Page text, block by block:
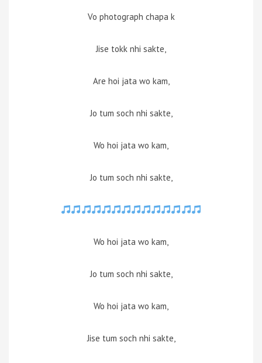
Vo photograph chapa k
Jise tokk nhi sakte,
Are hoi jata wo kam,
Jo tum soch nhi sakte,
Wo hoi jata wo kam,
Jo tum soch nhi sakte,
Wo hoi jata wo kam,
Jo tum soch nhi sakte,
Wo hoi jata wo kam,
Jise tum soch nhi sakte,